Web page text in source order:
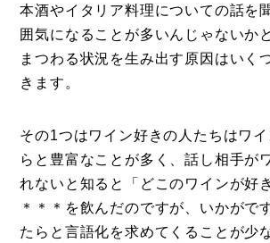
本酒やイタリア料理についての話を
囲気になることが多いんじゃないか
まつわる状況を生み出す原因はいく
きます。
その1つはワイン好きの人たちはワ
らと豊富なことが多く、話し相手が
れないと知ると「どこのワインが好
＊＊＊を飲んだのですが、いかがで
たらと言語化を求めてくることが少